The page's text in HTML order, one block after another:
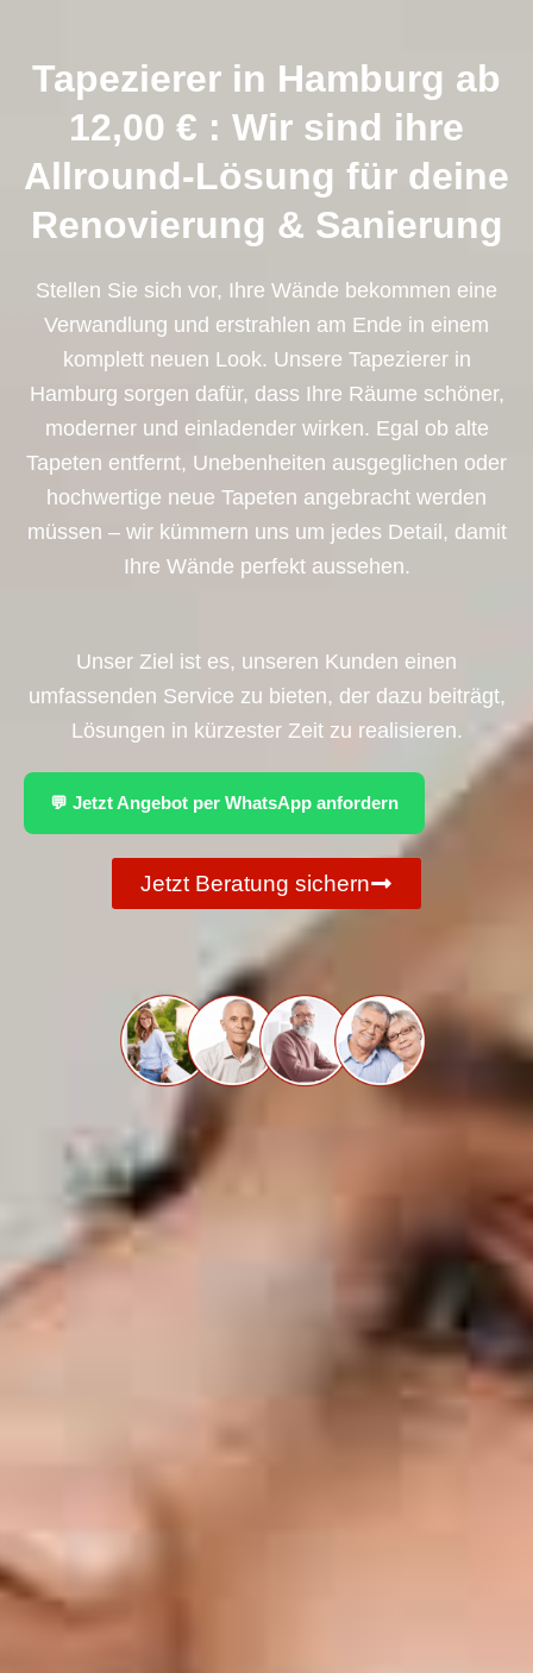
Tapezierer in Hamburg ab
12,00 € : Wir sind ihre
Allround-Lösung für deine
Renovierung & Sanierung
Stellen Sie sich vor, Ihre Wände bekommen eine
Verwandlung und erstrahlen am Ende in einem
komplett neuen Look. Unsere Tapezierer in
Hamburg sorgen dafür, dass Ihre Räume schöner,
moderner und einladender wirken. Egal ob alte
Tapeten entfernt, Unebenheiten ausgeglichen oder
hochwertige neue Tapeten angebracht werden
müssen – wir kümmern uns um jedes Detail, damit
Ihre Wände perfekt aussehen.
Unser Ziel ist es, unseren Kunden einen
umfassenden Service zu bieten, der dazu beiträgt,
Lösungen in kürzester Zeit zu realisieren.
💬 Jetzt Angebot per WhatsApp anfordern
Jetzt Beratung sichern